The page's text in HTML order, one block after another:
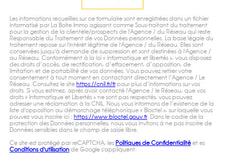
Les informations recueillies sur ce formulaire sont enregistrées dans un fichier
informatisé par La Boite Immo agissant comme Sous-traitant du traitement
pour la gestion de la clientèle/prospects de l'Agence / du Réseau qui reste
Responsable du Traitement de vos Données personnelles. La base légale du
traitement repose sur l'intérêt légitime de l'Agence / du Réseau. Elles sont
conservées jusqu'à demande de suppression et sont destinées à l'Agence /
au Réseau. Conformément à la loi « informatique et libertés », vous disposez
des droits d’accès, de rectification, d’effacement, d’opposition, de
limitation et de portabilité de vos données. Vous pouvez retirer votre
consentement à tout moment en contactant directement l’Agence / Le
Réseau. Consultez le site https://cnil.fr/frpour plus d’informations sur vos
droits. Si vous estimez, après avoir contacté l'Agence / le Réseau, que vos
droits « Informatique et Libertés » ne sont pas respectés, vous pouvez
adresser une réclamation à la CNIL. Nous vous informons de l’existence de la
liste d'opposition au démarchage téléphonique « Bloctel », sur laquelle vous
pouvez vous inscrire ici : https://www.bloctel.gouv.fr. Dans le cadre de la
protection des Données personnelles, nous vous invitons à ne pas inscrire de
Données sensibles dans le champ de saisie libre.
Ce site est protégé par reCAPTCHA, les Politiques de Confidentialité et es
Conditions d'utilisation de Google s'appliquent.